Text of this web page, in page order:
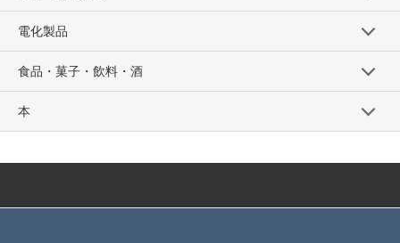
電化製品
食品・菓子・飲料・酒
本